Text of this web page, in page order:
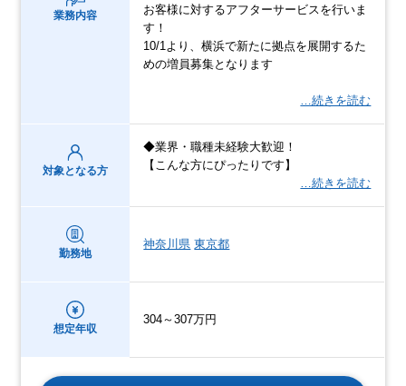
業務内容
お客様に対するアフターサービスを行いま
す！
10/1より、横浜で新たに拠点を展開するた
めの増員募集となります
…続きを読む
対象となる方
◆業界・職種未経験大歓迎！
【こんな方にぴったりです】
…続きを読む
勤務地
神奈川県 東京都
想定年収
304～307万円